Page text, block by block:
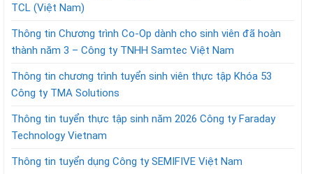
TCL (Việt Nam)
Thông tin Chương trình Co-Op dành cho sinh viên đã hoàn
thành năm 3 – Công ty TNHH Samtec Việt Nam
Thông tin chương trình tuyển sinh viên thực tập Khóa 53
Công ty TMA Solutions
Thông tin tuyển thực tập sinh năm 2026 Công ty Faraday
Technology Vietnam
Thông tin tuyển dụng Công ty SEMIFIVE Việt Nam